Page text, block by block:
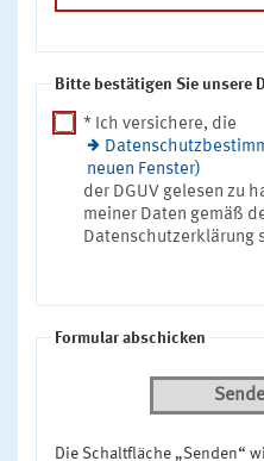
Bitte bestätigen Sie unsere
* Ich versichere, die
neuen Fenster)
der DGUV gelesen zu
meiner Daten gemäß
Datenschutzerklärung
Formular abschicken
Die Schaltfläche „Senden“